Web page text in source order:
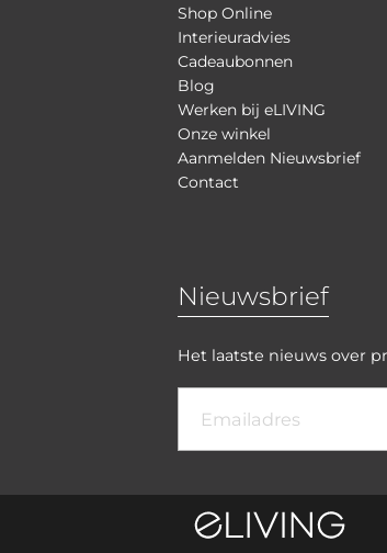
Shop Online
Interieuradvies
Cadeaubonnen
Blog
Werken bij eLIVING
Onze winkel
Aanmelden Nieuwsbrief
Contact
Nieuwsbrief
Het laatste nieuws over